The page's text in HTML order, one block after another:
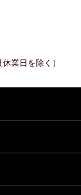
業日を除く）